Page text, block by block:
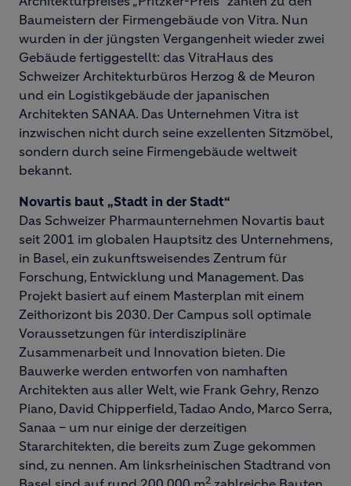
Baumeistern der Firmengebäude von Vitra. Nun
wurden in der jüngsten Vergangenheit wieder zwei
Gebäude fertiggestellt: das VitraHaus des
Schweizer Architekturbüros Herzog & de Meuron
und ein Logistikgebäude der japanischen
Architekten SANAA. Das Unternehmen Vitra ist
inzwischen nicht durch seine exzellenten Sitzmöbel,
sondern durch seine Firmengebäude weltweit
bekannt.
Novartis baut „Stadt in der Stadt“
Das Schweizer Pharmaunternehmen Novartis baut
seit 2001 im globalen Hauptsitz des Unternehmens,
in Basel, ein zukunftsweisendes Zentrum für
Forschung, Entwicklung und Management. Das
Projekt basiert auf einem Masterplan mit einem
Zeithorizont bis 2030. Der Campus soll optimale
Voraussetzungen für interdisziplinäre
Zusammenarbeit und Innovation bieten. Die
Bauwerke werden entworfen von namhaften
Architekten aus aller Welt, wie Frank Gehry, Renzo
Piano, David Chipperfield, Tadao Ando, Marco Serra,
Sanaa – um nur einige der derzeitigen
Stararchitekten, die bereits zum Zuge gekommen
sind, zu nennen. Am linksrheinischen Stadtrand von
2